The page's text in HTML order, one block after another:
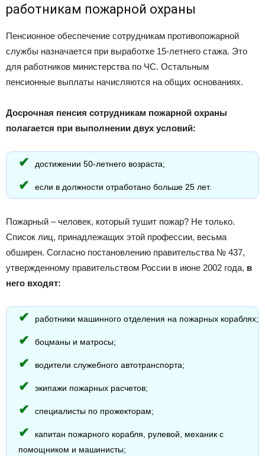
работникам пожарной охраны
Пенсионное обеспечение сотрудникам противопожарной
службы назначается при выработке 15-летнего стажа. Это
для работников министерства по ЧС. Остальным
пенсионные выплаты начисляются на общих основаниях.
Досрочная пенсия сотрудникам пожарной охраны
полагается при выполнении двух условий:
достижении 50-летнего возраста;
если в должности отработано больше 25 лет.
Пожарный – человек, который тушит пожар? Не только.
Список лиц, принадлежащих этой профессии, весьма
обширен. Согласно постановлению правительства № 437,
утвержденному правительством России в июне 2002 года, в
него входят:
работники машинного отделения на пожарных кораблях;
боцманы и матросы;
водители служебного автотранспорта;
экипажи пожарных расчетов;
специалисты по прожекторам;
капитан пожарного корабля, рулевой, механик с
помощником и машинисты;